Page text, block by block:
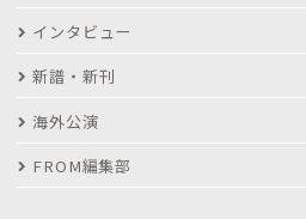
インタビュー
新譜・新刊
海外公演
FROM編集部